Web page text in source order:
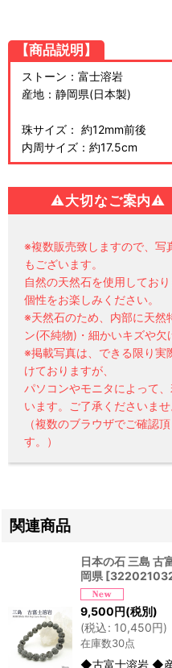
【商品説明】
ストーン：富士溶岩
産地：静岡県(日本製)
珠サイズ： 約12mm前後
内周サイズ：約17.5cm
⚠大切なご案内⚠
※複数販売致しますので、写
もございます。
自然の天然石を使用してお
個性をお楽しみください。
※天然石のため、内部に天然
ン(不純物)・細かいキズや欠
※掲載写真は、できる限り実
けておりますが、
パソコンやモニタによって
います。ご了承くださいませ
（複数のブラウザでご確認
す。）
関連商品
日本の石 三島 古
岡県 [
9,500円(税別)
(税込: 10,450円)
在庫数30点
◆古富士溶岩 ◆